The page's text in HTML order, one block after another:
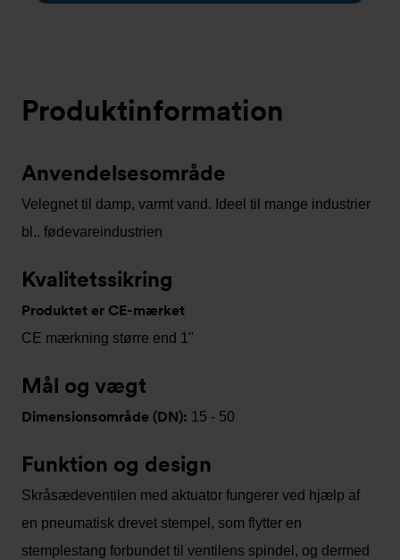
Produktinformation
Anvendelsesområde
Velegnet til damp, varmt vand. Ideel til mange industrier
bl.. fødevareindustrien
Kvalitetssikring
Produktet er CE-mærket
CE mærkning større end 1"
Mål og vægt
Dimensionsområde (DN): 15 - 50
Funktion og design
Skråsædeventilen med aktuator fungerer ved hjælp af
en pneumatisk drevet stempel, som flytter en
stemplestang forbundet til ventilens spindel, og dermed